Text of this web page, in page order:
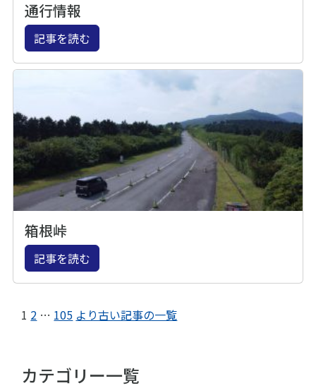
通行情報
記事を読む
箱根峠
記事を読む
1 2 … 105 より古い記事の一覧
カテゴリー一覧